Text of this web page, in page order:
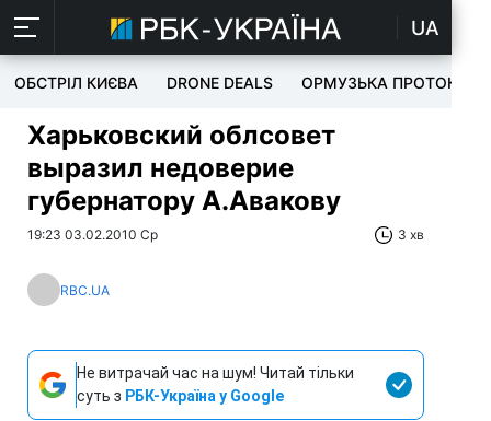
UA
ОБСТРІЛ КИЄВА DRONE DEALS ОРМУЗЬКА ПРОТОКА
Харьковский облсовет
выразил недоверие
губернатору А.Авакову
19:23 03.02.2010 Ср 3 хв
RBC.UA
Не витрачай час на шум! Читай тільки
суть з РБК-Україна у Google